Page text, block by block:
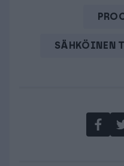
SÄHKÖINEN